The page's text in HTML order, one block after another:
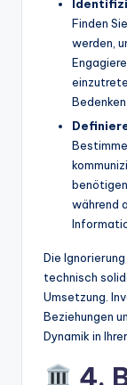
Finden
werden,
während
Die
technisch
Umsetzung.
Beziehungen
Dynamik in
4.